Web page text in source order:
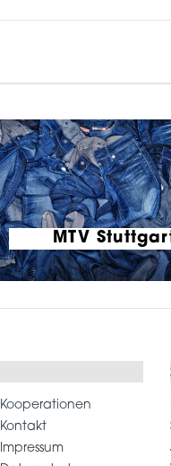
MTV
Kooperationen
Kontakt
Impressum